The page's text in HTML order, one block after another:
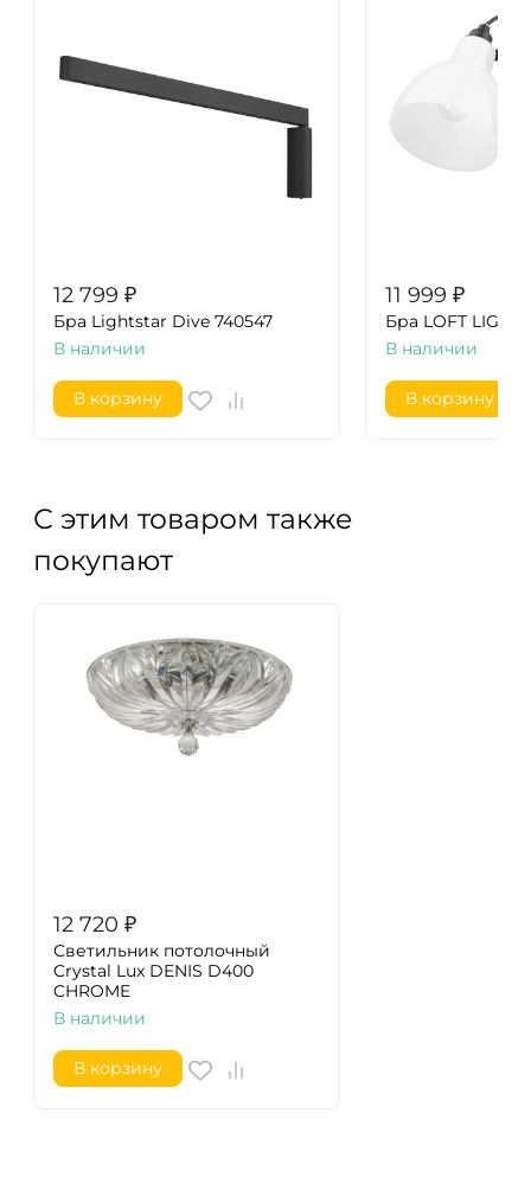
12 799 ₽
Бра Lightstar Dive 740547
В наличии
В корзину
11 999 ₽
Бра LOFT
В наличии
В корзину
С этим товаром также
покупают
12 720 ₽
Светильник потолочный
Crystal Lux DENIS D400
CHROME
В наличии
В корзину